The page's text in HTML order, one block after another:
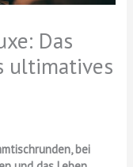
Das
ultimatives
bei